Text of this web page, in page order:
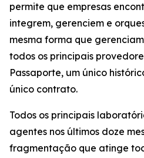
permite que empresas
integrem, gerenciem e
mesma forma que
todos os principais
Passaporte, um único
único contrato.
Todos os principais
agentes nos últimos doze
fragmentação que atinge